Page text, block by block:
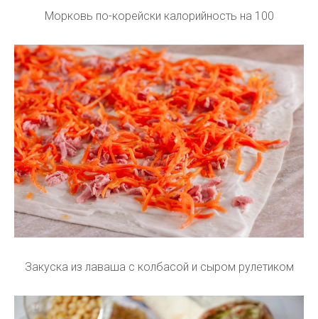
Морковь по-корейски калорийность на 100
Закуска из лаваша с колбасой и сыром рулетиком